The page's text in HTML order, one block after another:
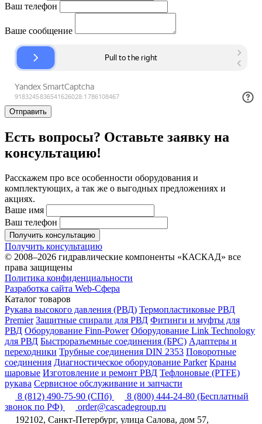
Ваш телефон
Ваше сообщение
Отправить
Есть вопросы? Оставьте заявку на
консультацию!
Расскажем про все особенности оборудования и
комплектующих, а так же о выгодных предложениях и
акциях.
Ваше имя
Ваш телефон
Получить консультацию
Получить консультацию
© 2008–2026 гидравлические компоненты «КАСКАД» все
права защищены
Политика конфиденциальности
Разработка сайта Web-Сфера
Каталог товаров
Рукава высокого давления (РВД) Термопластиковые РВД
Premier Защитные спирали для РВД Фитинги и муфты для
РВД Оборудование Finn-Power Оборудование Link Technology
для РВД Быстроразъемные соединения (БРС) Адаптеры и
переходники Трубные соединения DIN 2353 Поворотные
соединения Диагностическое оборудование Parker Краны
шаровые Изготовление и ремонт РВД Тефлоновые (PTFE)
рукава Сервисное обслуживание и запчасти
8 (812) 490-75-90 (СПб) 8 (800) 444-24-80 (Бесплатный
звонок по РФ)
order@cascadegroup.ru
192102, Санкт-Петербург, улица Салова, дом 57,